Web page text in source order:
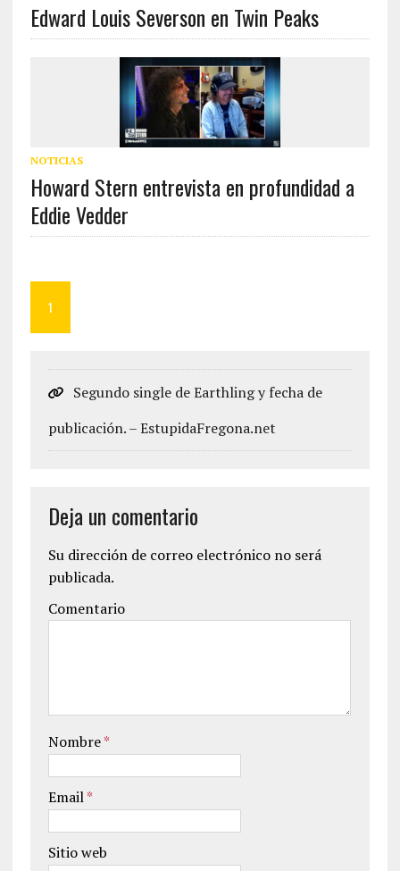
Edward Louis Severson en Twin Peaks
NOTICIAS
Howard Stern entrevista en profundidad a
Eddie Vedder
1
Segundo single de Earthling y fecha de
publicación. – EstupidaFregona.net
Deja un comentario
Su dirección de correo electrónico no será
publicada.
Comentario
Nombre*
Email*
Sitio web